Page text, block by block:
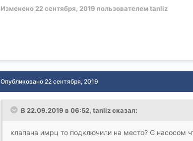
Изменено 22 сентября, 2019 пользователем tanliz
Опубликовано 22 сентября, 2019
В 22.09.2019 в 06:52, tanlizсказал:
клапана имрц то подключили на место? С насосом